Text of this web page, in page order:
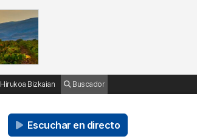
Hirukoa Bizkaian Buscador
Escuchar en directo